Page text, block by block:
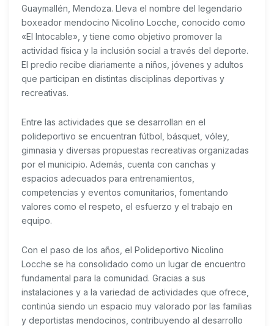
Guaymallén, Mendoza. Lleva el nombre del legendario
boxeador mendocino Nicolino Locche , conocido como
«El Intocable», y tiene como objetivo promover la
actividad física y la inclusión social a través del deporte.
El predio recibe diariamente a niños, jóvenes y adultos
que participan en distintas disciplinas deportivas y
recreativas.
Entre las actividades que se desarrollan en el
polideportivo se encuentran fútbol, básquet, vóley,
gimnasia y diversas propuestas recreativas organizadas
por el municipio. Además, cuenta con canchas y
espacios adecuados para entrenamientos,
competencias y eventos comunitarios, fomentando
valores como el respeto, el esfuerzo y el trabajo en
equipo.
Con el paso de los años, el Polideportivo Nicolino
Locche se ha consolidado como un lugar de encuentro
fundamental para la comunidad. Gracias a sus
instalaciones y a la variedad de actividades que ofrece,
continúa siendo un espacio muy valorado por las familias
y deportistas mendocinos, contribuyendo al desarrollo